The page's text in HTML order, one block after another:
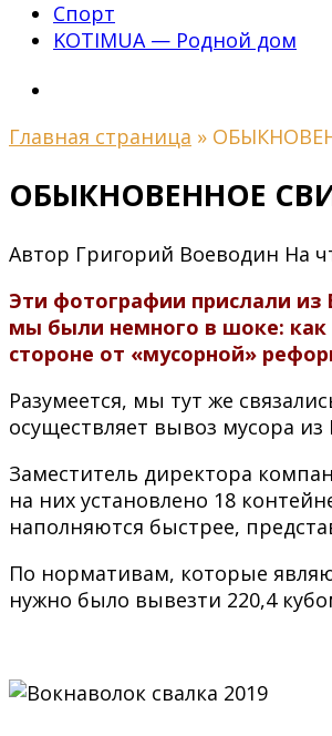
Спорт
KOTIMUA — Родной дом
Главная страница »
ОБЫКНОВЕННОЕ
Автор Григорий Воеводин На
Эти фотографии прислали из
мы были немного в шоке: как
стороне от «мусорной»
Разумеется, мы тут же
осуществляет вывоз мусора из
Заместитель директора
на них установлено 18
наполняются быстрее,
По нормативам, которые
нужно было вывезти 220,4